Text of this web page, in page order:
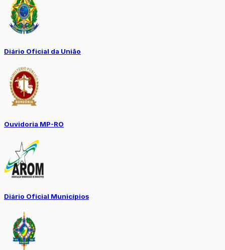
Diário Oficial da União
Ouvidoria MP-RO
Diário Oficial Municípios